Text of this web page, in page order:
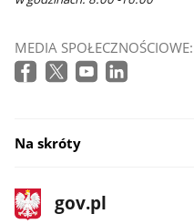
MEDIA SPOŁECZNOŚCIOWE:
Na skróty
stopka
gov.pl
Strona
gov.pl